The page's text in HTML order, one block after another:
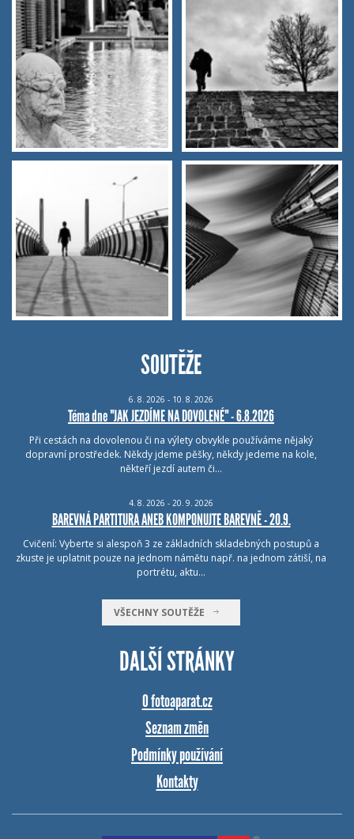
SOUTĚŽE
6. 8. 2026 - 10. 8. 2026
Téma dne "JAK JEZDÍME NA DOVOLENÉ" - 6.8.2026
Při cestách na dovolenou či na výlety obvykle používáme nějaký
dopravní prostředek. Někdy jdeme pěšky, někdy jedeme na kole,
někteří jezdí autem či…
4. 8. 2026 - 20. 9. 2026
BAREVNÁ PARTITURA ANEB KOMPONUJTE BAREVNĚ - 20.9.
Cvičení: Vyberte si alespoň 3 ze základních skladebných postupů a
zkuste je uplatnit pouze na jednom námětu např. na jednom zátiší, na
portrétu, aktu…
VŠECHNY SOUTĚŽE
DALŠÍ STRÁNKY
O fotoaparat.cz
Seznam změn
Podmínky používání
Kontakty